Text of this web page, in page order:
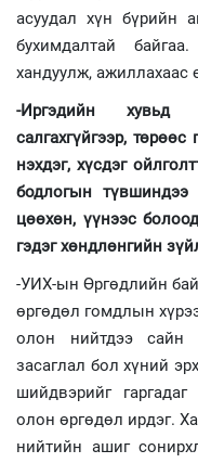
асуудал хүн бүрийн
бухимдалтай
хандуулж, ажиллахаас
-Иргэдийн хувьд
салгахгүйгээр,
нэхдэг, хүсдэг
бодлогын түвшиндээ
цөөхөн, үүнээс
гэдэг хөндлөнгийн
-УИХ-ын Өргөдлийн
өргөдөл гомдлын
олон нийтдээ сайн
засаглал бол хүний
шийдвэрийг
олон өргөдөл ирдэг.
нийтийн ашиг